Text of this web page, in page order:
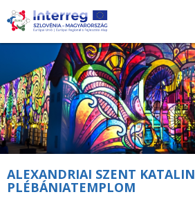
ALEXANDRIAI SZENT KATALIN
PLÉBÁNIATEMPLOM